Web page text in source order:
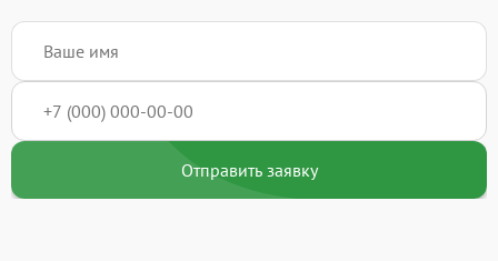
Отправить заявку